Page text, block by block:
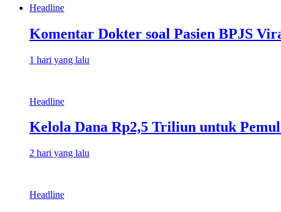
Headline
Komentar Dokter soal Pasien BPJS
1 hari yang lalu
Headline
Kelola Dana Rp2,5 Triliun untuk
2 hari yang lalu
Headline